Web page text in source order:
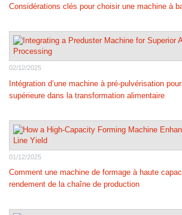
Considérations clés pour choisir une machine à
02/12/2025
Intégration d’une machine à pré-pulvérisation
supérieure dans la transformation alimentaire
01/12/2025
Comment une machine de formage à haute
rendement de la chaîne de production